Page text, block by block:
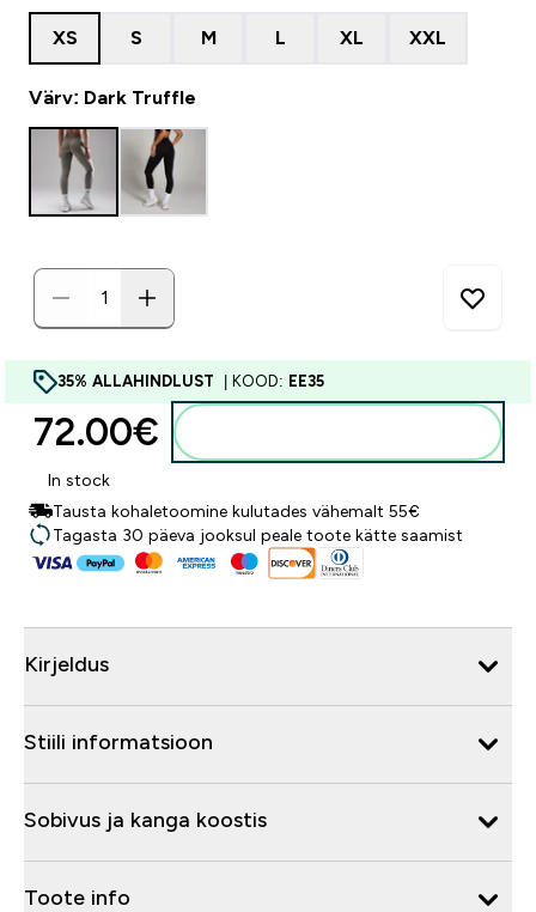
XS S M L XL XXL
Värv: Dark Truffle
35% ALLAHINDLUST | KOOD: EE35
72.00€‎
In stock
Tausta kohaletoomine kulutades vähemalt 55€
Tagasta 30 päeva jooksul peale toote kätte saamist
Kirjeldus
Stiili informatsioon
Sobivus ja kanga koostis
Toote info